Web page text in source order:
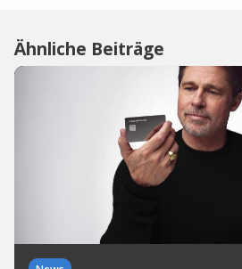
Ähnliche Beiträge